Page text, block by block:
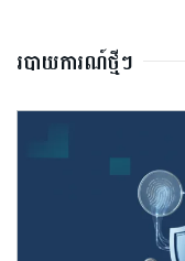
របាយការណ៍ថ្មីៗ